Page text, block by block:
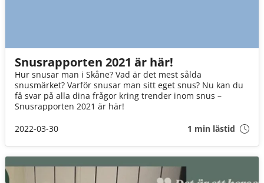
Snusrapporten 2021 är här!
Hur snusar man i Skåne? Vad är det mest sålda
snusmärket? Varför snusar man sitt eget snus? Nu kan du
få svar på alla dina frågor kring trender inom snus –
Snusrapporten 2021 är här!
2022-03-30
1 min lästid